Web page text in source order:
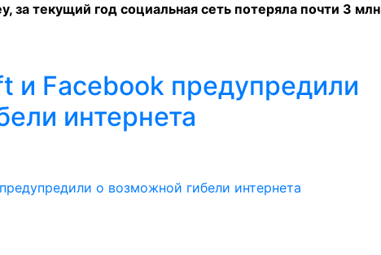
за текущий год социальная сеть потеряла почти 3 млн
и Facebook предупредили
интернета